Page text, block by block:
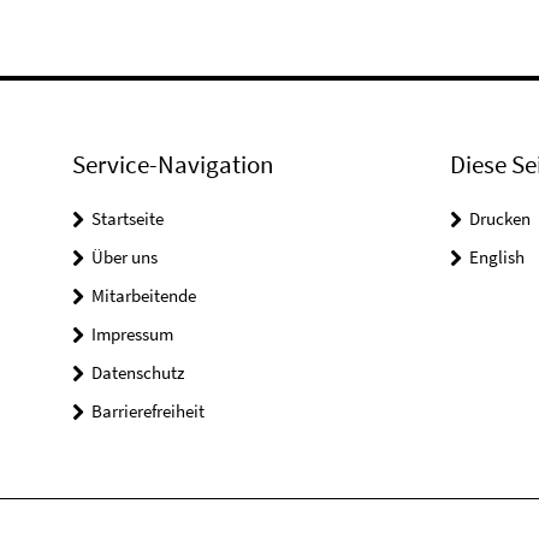
Service-Navigation
Startseite
Über uns
Mitarbeitende
Impressum
Datenschutz
Barrierefreiheit
Diese
Drucken
English